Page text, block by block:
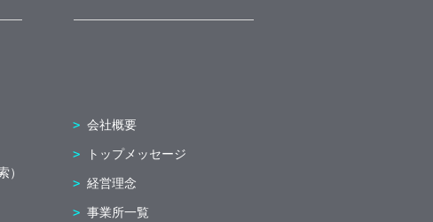
）
会社概要
トップメッセージ
経営理念
事業所一覧